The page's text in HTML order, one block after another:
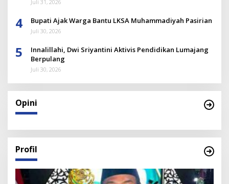
Juli 31, 2026
4 Bupati Ajak Warga Bantu LKSA Muhammadiyah Pasirian
Juli 30, 2026
5
Innalillahi, Dwi Sriyantini Aktivis Pendidikan Lumajang
Berpulang
Juli 30, 2026
Opini
Profil